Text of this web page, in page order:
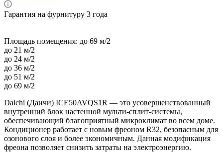
Гарантия на фурнитуру 3 года
Площадь помещения: до 69 м/2
до 21 м/2
до 24 м/2
до 36 м/2
до 51 м/2
до 69 м/2
Daichi (Даичи) ICE50AVQS1R — это усовершенствованный
внутренний блок настенной мульти-сплит-системы,
обеспечивающий благоприятный микроклимат во всем доме.
Кондиционер работает с новым фреоном R32, безопасным для
озонового слоя и более экономичным. Данная модификация
фреона позволяет снизить затраты на электроэнергию.